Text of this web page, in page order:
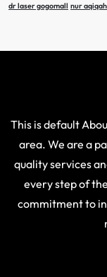
dr laser gogomall nur aqiqah
This is default
area. We are a
quality services
every step of
commitment to